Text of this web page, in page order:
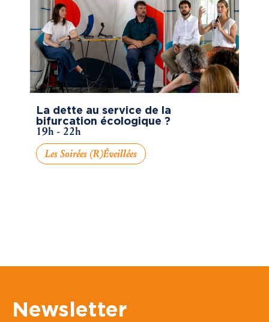
La dette au service de la
bifurcation écologique ?
19h - 22h
Les Soirées (R)éveillées
Newsletter